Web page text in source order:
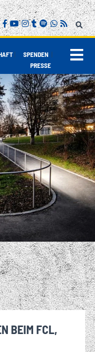
| SPENDEN |
PRESSE
BEIM FCL,